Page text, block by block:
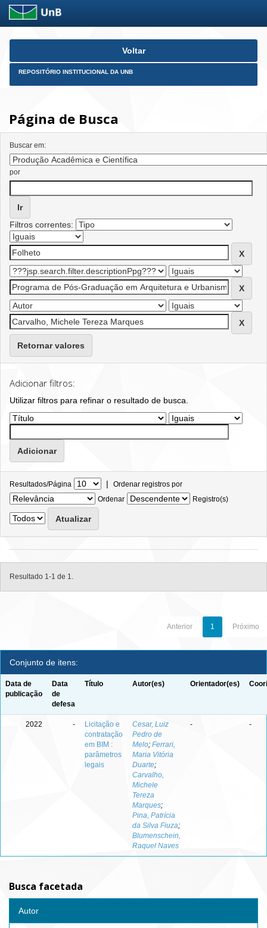
Skip
Voltar
REPOSITÓRIO INSTITUCIONAL DA UNB
Página de Busca
Buscar em:
por
Filtros correntes:
Retornar valores
Adicionar filtros:
Utilizar filtros para refinar o resultado de busca.
Resultados/Página | Ordenar registros por
Ordenar
Registro(s)
Resultado 1-1 de 1.
Anterior 1 Próximo
Conjunto de itens:
Data de
publicação
Data
de
defesa
Título Autor(es) Orientador(es)
2022 -
Licitação e
contratação
em BIM :
parâmetros
legais
Cesar, Luiz
Pedro de
Melo; Ferrari,
Maria Vitória
Duarte;
Carvalho,
Michele
Tereza
Marques;
Pina, Patrícia
da Silva Fiuza;
Blumenschein,
Raquel Naves
- -
Busca facetada
Autor